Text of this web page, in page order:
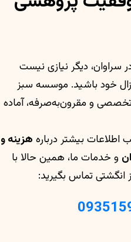
سراوان، دیگر نیازی نیست
خود باشید. موسسه سبز
تخصصی و مقرون‌به‌صرفه، آماده
اطلاعات بیشتر درباره هزینه و
و خدمات ما، همین حالا با
تماس بگیرید: